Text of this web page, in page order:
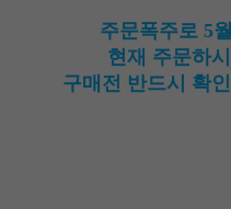
주문폭주로 5
현재 주문하시면
구매전 반드시 확인